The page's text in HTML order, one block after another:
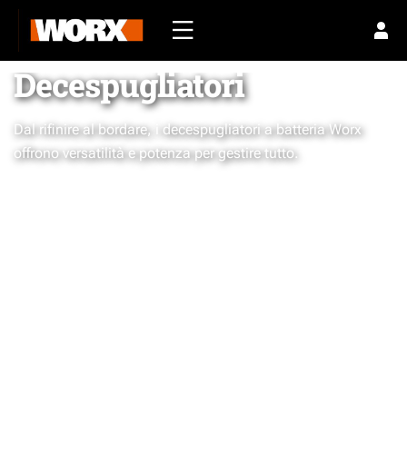
Decespugliatori
Dal rifinire al bordare, i decespugliatori a batteria Worx
offrono versatilità e potenza per gestire tutto.